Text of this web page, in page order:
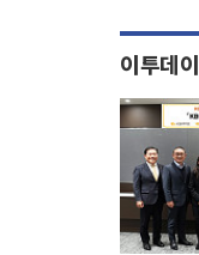
이투데이